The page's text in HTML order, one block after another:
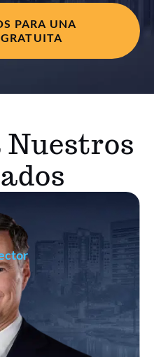
PARA UNA
Nuestros